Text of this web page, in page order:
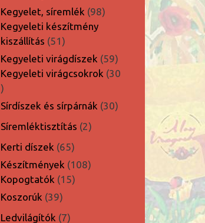
termék
Kegyelet, síremlék 9898
Kegyeleti készítmény
kiszállítás 5151
termék
Kegyeleti virágdíszek 5959
termék
Kegyeleti virágcsokrok 30
30
termék
Sírdíszek és sírpárnák 3030
Síremléktisztítás 22
Kerti díszek 6565
termék
Készítmények 108108
Kopogtatók 1515
Koszorúk 3939
termék
Ledvilágítók 77